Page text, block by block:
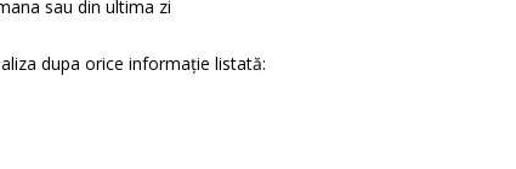
sau din ultima zi
dupa orice informație listată: